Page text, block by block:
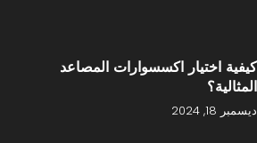
كيفية اختيار اكسسوارات المصاعد
المثالية؟
ديسمبر 18, 2024